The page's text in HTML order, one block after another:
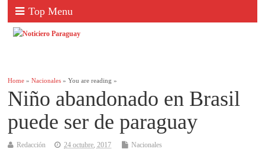
Top Menu
Home »Nacionales » You are reading »
Niño abandonado en Brasil
puede ser de paraguay
Redacción 24 octubre, 2017 Nacionales